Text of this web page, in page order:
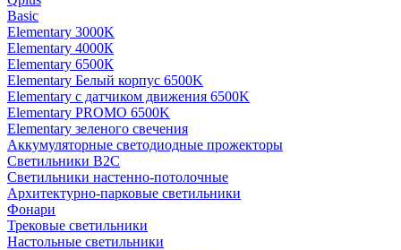
Basic
Elementary 3000K
Elementary 4000К
Elementary 6500К
Elementary Белый корпус 6500K
Elementary с датчиком движения 6500K
Elementary PROMO 6500K
Elementary зеленого свечения
Аккумуляторные светодиодные прожекторы
Светильники B2C
Светильники настенно-потолочные
Архитектурно-парковые светильники
Фонари
Трековые светильники
Настольные светильники